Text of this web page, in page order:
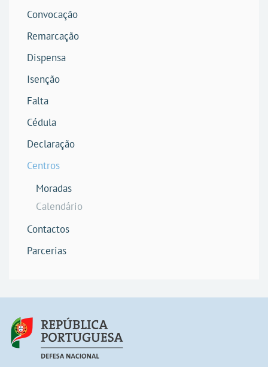
Convocação
Remarcação
Dispensa
Isenção
Falta
Cédula
Declaração
Centros
Moradas
Calendário
Contactos
Parcerias